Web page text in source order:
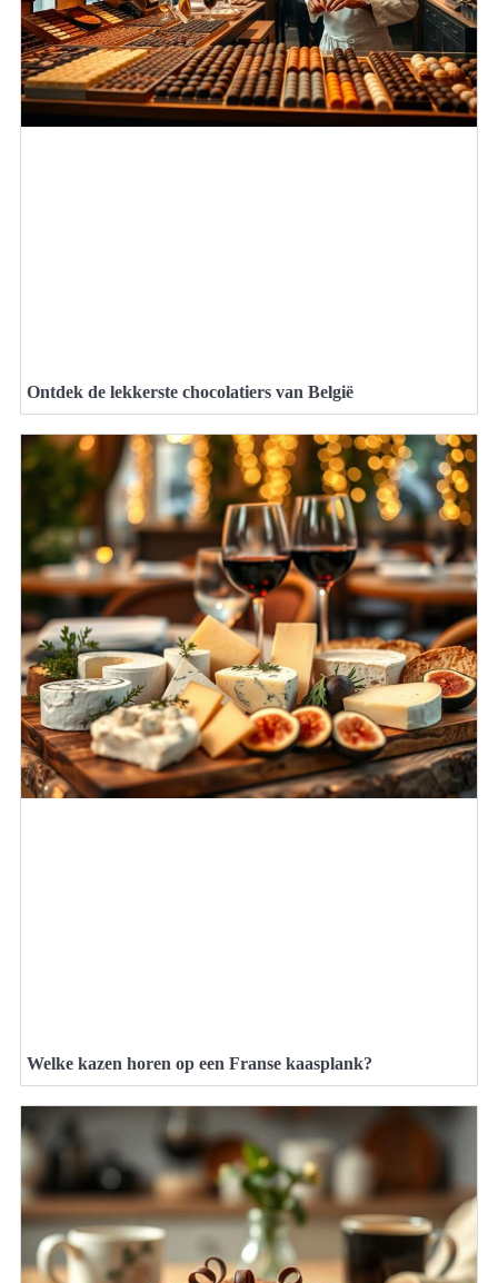
Ontdek de lekkerste chocolatiers van België
Welke kazen horen op een Franse kaasplank?